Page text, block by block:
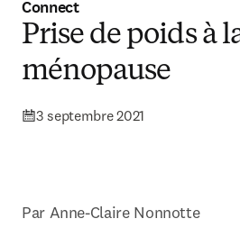
Connect
Prise de poids à
ménopause
3 septembre 2021
Par Anne-Claire Nonnotte